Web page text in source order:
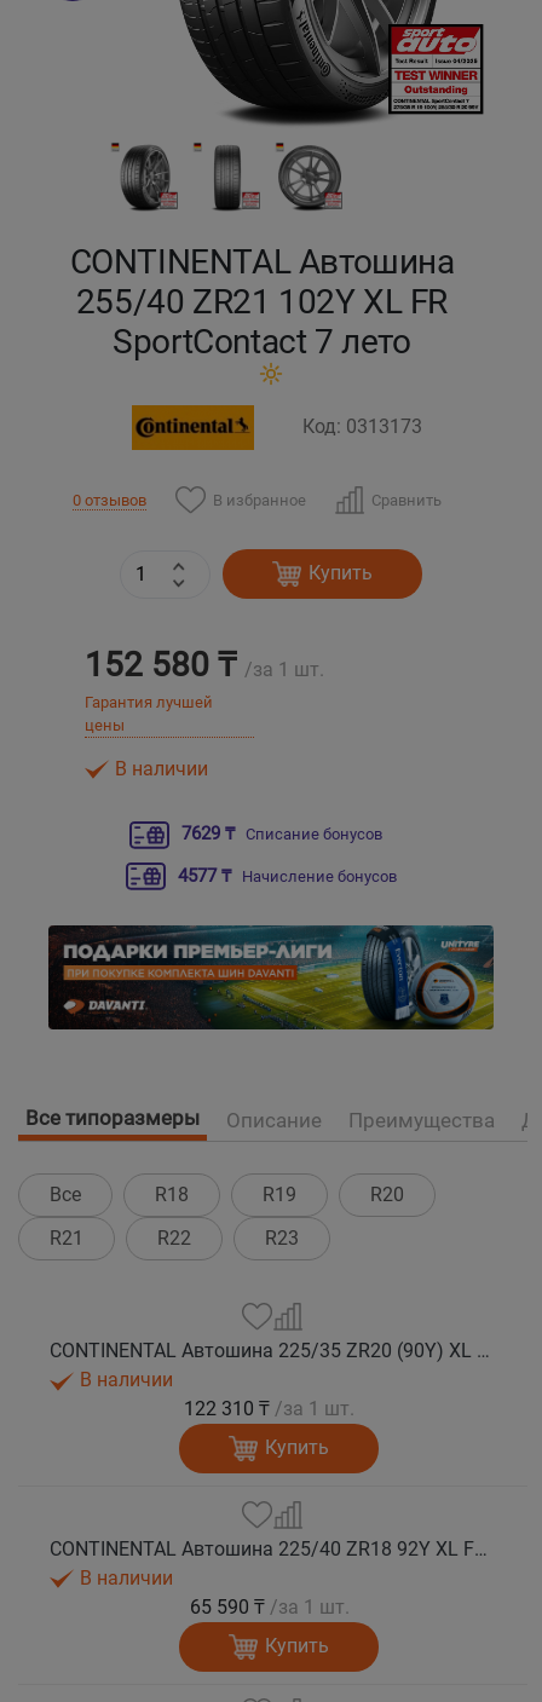
CONTINENTAL Автошина
255/40 ZR21 102Y XL FR
SportContact 7 лето
Код: 0313173
0 отзывов В избранное Сравнить
Купить
152 580 ₸ /за 1 шт.
Гарантия лучшей
цены
В наличии
7629 ₸ Списание бонусов
4577 ₸ Начисление бонусов
Все типоразмеры Описание Преимущества
Все R18 R19
R20
R21
R22 R23
CONTINENTAL Автошина 225/35 ZR20 (90Y) XL FR SportContact 7 лето
В наличии
122 310 ₸ /за 1 шт.
Купить
CONTINENTAL Автошина 225/40 ZR18 92Y XL FR SportContact 7 лето
В наличии
65 590 ₸ /за 1 шт.
Купить
Кызылорда
Петропавловск
Талдыкорган
Усть-Каменогорск
Шымкент
Экибастуз